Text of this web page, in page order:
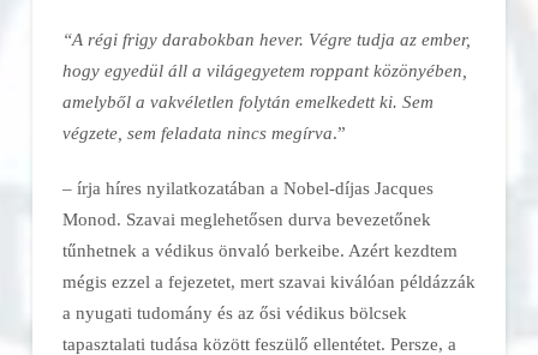
“A régi frigy darabokban hever. Végre tudja az ember,
hogy egyedül áll a világegyetem roppant közönyében,
amelyből a vakvéletlen folytán emelkedett ki. Sem
végzete, sem feladata nincs megírva.”
– írja híres nyilatkozatában a Nobel-díjas Jacques
Monod. Szavai meglehetősen durva bevezetőnek
tűnhetnek a védikus önvaló berkeibe. Azért kezdtem
mégis ezzel a fejezetet, mert szavai kiválóan példázzák
a nyugati tudomány és az ősi védikus bölcsek
tapasztalati tudása között feszülő ellentétet. Persze, a